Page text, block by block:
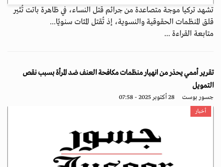
تشهد تركيا موجة متصاعدة من جرائم قتل النساء، في ظاهرة باتت تُثير
قلق المنظمات الحقوقية والنسوية، إذ تُقتل المئات سنويًا...
متابعة القراءة ...
تقرير أممي يحذر من انهيار منظمات مكافحة العنف ضد المرأة بسبب نقص
التمويل
جسور بوست 28 أكتوبر 2025 - 07:58
أخبار